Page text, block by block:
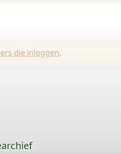
die inloggen.